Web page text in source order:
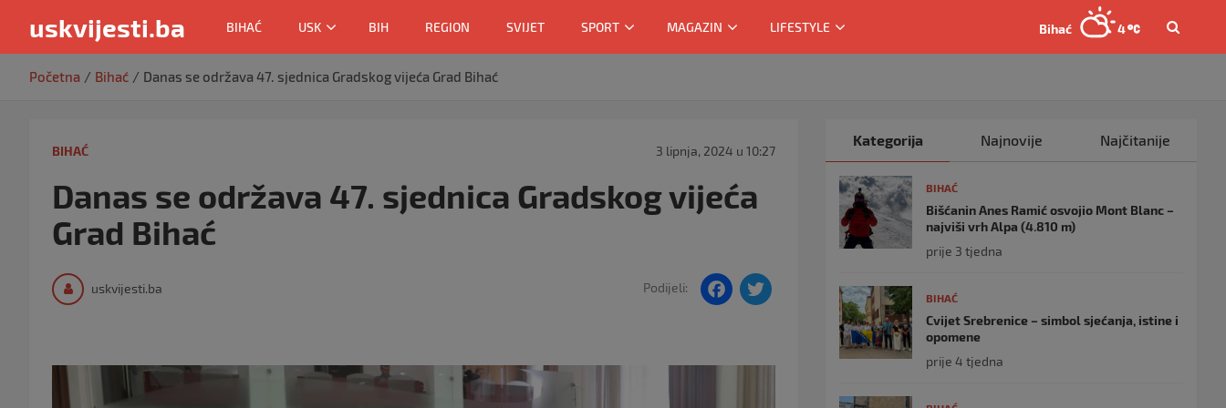
uskvijesti.ba BIHAĆ USK BIH REGION SVIJET SPORT MAGAZIN LIFESTYLE Bihać 4
Početna Bihać Danas se održava 47. sjednica Gradskog vijeća Grad Bihać
BIHAĆ 3 lipnja, 2024 u 10:27
Danas se održava 47. sjednica Gradskog vijeća
Grad Bihać
uskvijesti.ba Podijeli:
F
e
er
Kategorija Najnovije Najčitanije
BIHAĆ
Bišćanin Anes Ramić osvojio Mont Blanc –
najviši vrh Alpa (4.810 m)
prije 3 tjedna
BIHAĆ
Cvijet Srebrenice – simbol sjećanja, istine i
opomene
prije 4 tjedna